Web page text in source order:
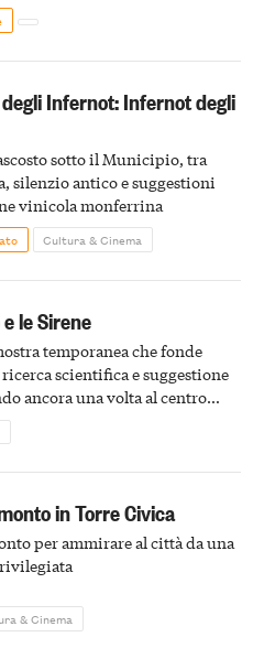
Infernot: Infernot degli
sotto il Municipio, tra
silenzio antico e suggestioni
vinicola monferrina
Cultura & Cinema
le Sirene
temporanea che fonde
scientifica e suggestione
ancora una volta al centro
del passato astigiano
in Torre Civica
per ammirare al città da una
& Cinema